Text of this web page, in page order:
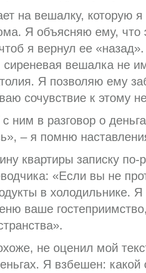
на вешалку, которую я
Я объясняю ему, что
я вернул ее
сиреневая вешалка не
Я позволяю ему
сочувствие к этому
с ним в разговор о
– я помню
квартиры записку
«Если вы не
в холодильнике. Я
ваше
не оценил мой
Я взбешен: